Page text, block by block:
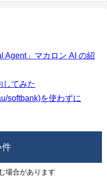
Agent」マカロン AI の紹
してみた
softbank)を使わずに
件
場合があります